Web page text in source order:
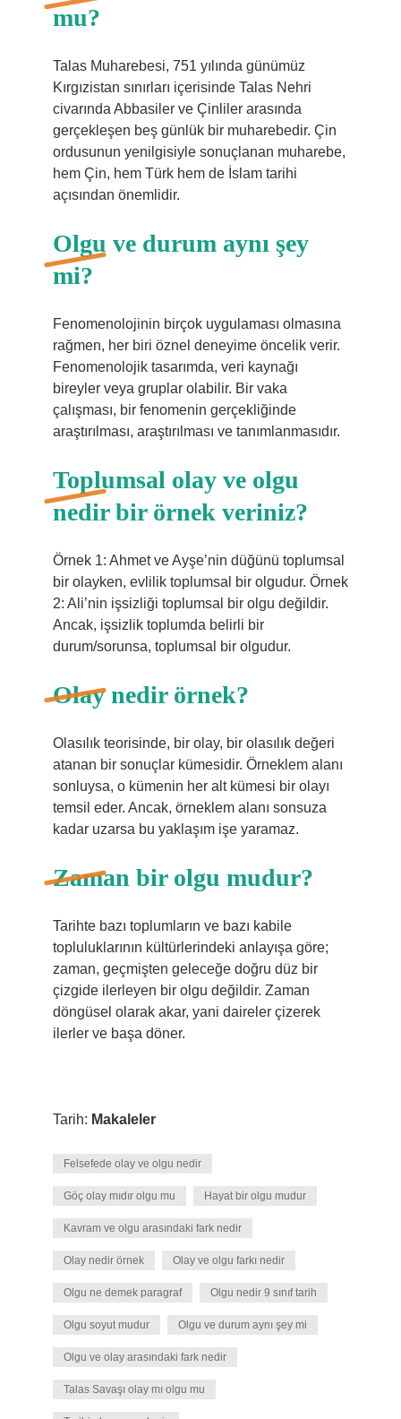
mu?
Talas Muharebesi, 751 yılında günümüz
Kırgızistan sınırları içerisinde Talas Nehri
civarında Abbasiler ve Çinliler arasında
gerçekleşen beş günlük bir muharebedir. Çin
ordusunun yenilgisiyle sonuçlanan muharebe,
hem Çin, hem Türk hem de İslam tarihi
açısından önemlidir.
Olgu ve durum aynı şey
mi?
Fenomenolojinin birçok uygulaması olmasına
rağmen, her biri öznel deneyime öncelik verir.
Fenomenolojik tasarımda, veri kaynağı
bireyler veya gruplar olabilir. Bir vaka
çalışması, bir fenomenin gerçekliğinde
araştırılması, araştırılması ve tanımlanmasıdır.
Toplumsal olay ve olgu
nedir bir örnek veriniz?
Örnek 1: Ahmet ve Ayşe’nin düğünü toplumsal
bir olayken, evlilik toplumsal bir olgudur. Örnek
2: Ali’nin işsizliği toplumsal bir olgu değildir.
Ancak, işsizlik toplumda belirli bir
durum/sorunsa, toplumsal bir olgudur.
Olay nedir örnek?
Olasılık teorisinde, bir olay, bir olasılık değeri
atanan bir sonuçlar kümesidir. Örneklem alanı
sonluysa, o kümenin her alt kümesi bir olayı
temsil eder. Ancak, örneklem alanı sonsuza
kadar uzarsa bu yaklaşım işe yaramaz.
Zaman bir olgu mudur?
Tarihte bazı toplumların ve bazı kabile
topluluklarının kültürlerindeki anlayışa göre;
zaman, geçmişten geleceğe doğru düz bir
çizgide ilerleyen bir olgu değildir. Zaman
döngüsel olarak akar, yani daireler çizerek
ilerler ve başa döner.
Tarih: Makaleler
Felsefede olay ve olgu nedir
Göç olay mıdır olgu mu Hayat bir olgu mudur
Kavram ve olgu arasındaki fark nedir
Olay nedir örnek Olay ve olgu farkı nedir
Olgu ne demek paragraf Olgu nedir 9 sınıf tarih
Olgu soyut mudur Olgu ve durum aynı şey mi
Olgu ve olay arasındaki fark nedir
Talas Savaşı olay mı olgu mu